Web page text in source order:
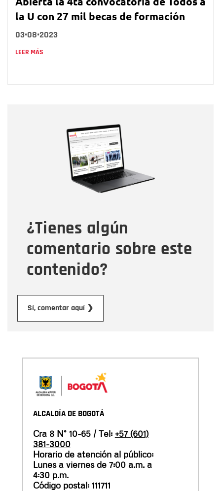
la U con 27 mil becas de formación
03•08•2023
LEER MÁS
¿Tienes algún
comentario sobre este
contenido?
Sí, comentar aquí ❯
Correo electrónico
Tipo de comentario
Mensaje
ALCALDÍA DE BOGOTÁ
Cra 8 N° 10-65 / Tel: +57 (601)
381-3000
Horario de atención al público:
Lunes a viernes de 7:00 a.m. a
4:30 p.m.
Código postal: 111711